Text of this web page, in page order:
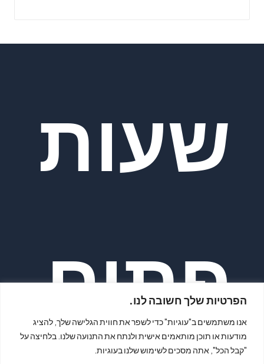
הפרטיות שלך חשובה לנו.
אנו משתמשים ב"עוגיות" כדי לשפר את חווית הגלישה שלך, להציג
מודעות או תוכן מותאמים אישית ולנתח את התנועה שלנו. בלחיצה על
"קבל הכל", אתה מסכים לשימוש שלנו בעוגיות.
שעות
פתיח